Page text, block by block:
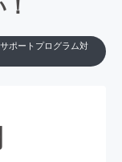
ポートプログラム対